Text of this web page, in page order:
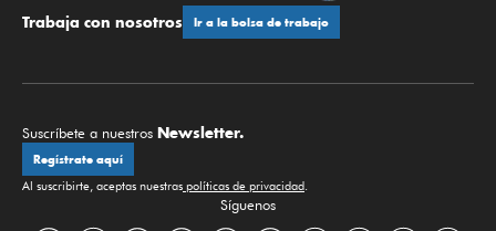
Trabaja con nosotros Ir a la bolsa de trabajo
Suscríbete a nuestros Newsletter.
Regístrate aquí
Al suscribirte, aceptas nuestras políticas de privacidad
Síguenos